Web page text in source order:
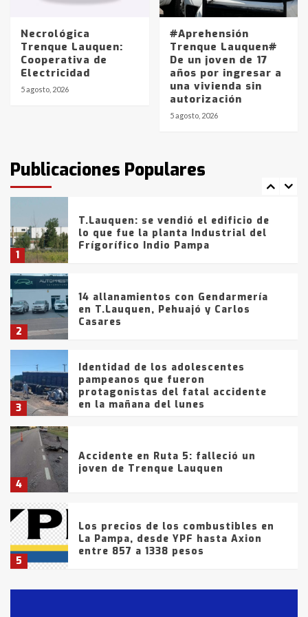
Necrológica
Trenque Lauquen:
Cooperativa de
Electricidad
5 agosto, 2026
#Aprehensión
Trenque Lauquen#
De un joven de 17
años por ingresar a
una vivienda sin
autorización
5 agosto, 2026
Publicaciones Populares
La Pampa, desde YPF hasta Axion
entre 857 a 1338 pesos
La Bolsa de Cereales de Bahía
Blanca anticipa que Agosto vendrá
con lluvias y heladas, en gran parte
fueron detenidos por
comercialización de drogas en la
tarde del sábado
1
T.Lauquen: se vendió el edificio de
lo que fue la planta Industrial del
Frígorífico Indio Pampa
2
14 allanamientos con Gendarmería
en T.Lauquen, Pehuajó y Carlos
Casares
3
Identidad de los adolescentes
pampeanos que fueron
protagonistas del fatal accidente
en la mañana del lunes
4
Accidente en Ruta 5: falleció un
joven de Trenque Lauquen
5
Los precios de los combustibles en
La Pampa, desde YPF hasta Axion
entre 857 a 1338 pesos